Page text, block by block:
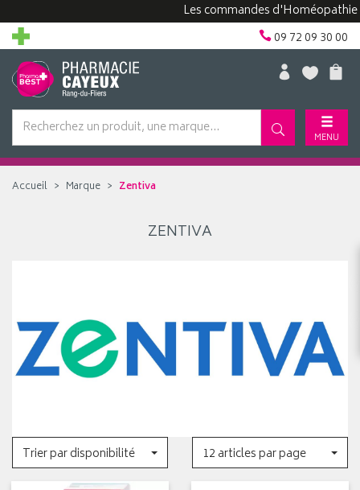
Les commandes d'Homéopathie
09 72 09 30 00
MENU
Accueil Marque Zentiva
ZENTIVA
Trier par disponibilité 12 articles par page